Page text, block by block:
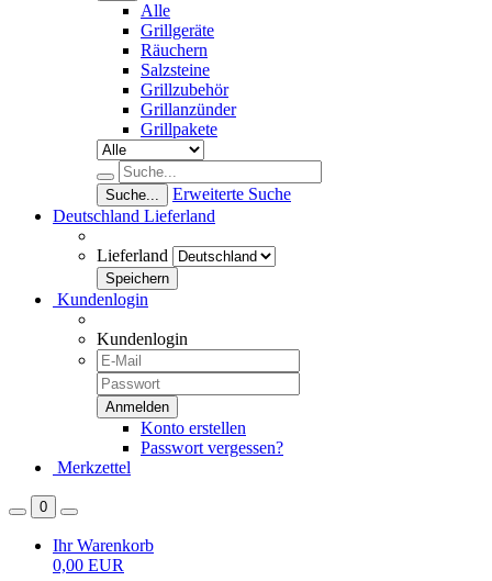
Alle
Grillgeräte
Räuchern
Salzsteine
Grillzubehör
Grillanzünder
Grillpakete
Suche...
Erweiterte Suche
Deutschland Lieferland
Lieferland
Kundenlogin
Kundenlogin
Konto erstellen
Passwort vergessen?
Merkzettel
0
Ihr Warenkorb
0,00 EUR